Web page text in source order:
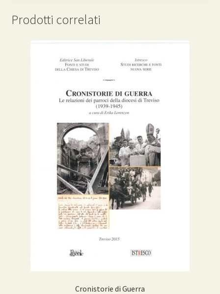
Prodotti correlati
Cronistorie di Guerra